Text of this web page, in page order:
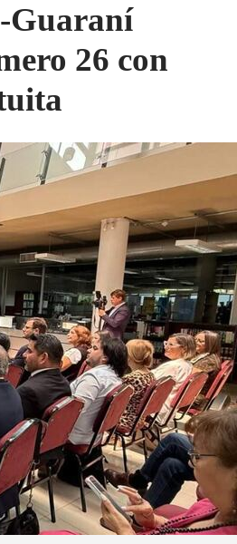
Guaraní
26 con